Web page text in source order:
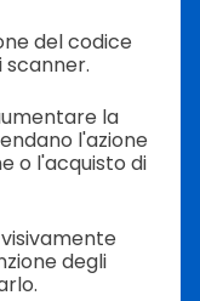
del codice
scanner.
la
l'azione
o l'acquisto di
degli